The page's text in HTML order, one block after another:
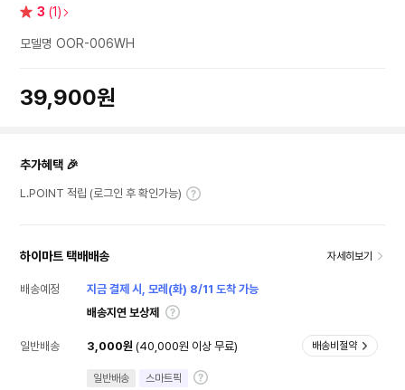
별 3 (1)
모델명 OOR-006WH
39,900원
추가혜택 🎉
L.POINT 적립 (로그인 후 확인가능)
하이마트 택배배송 자세히보기
배송예정
지금 결제 시, 모레(화) 8/11 도착 가능
배송지연 보상제
일반배송 3,000원 (40,000원 이상 무료) 배송비절약
일반배송 스마트픽